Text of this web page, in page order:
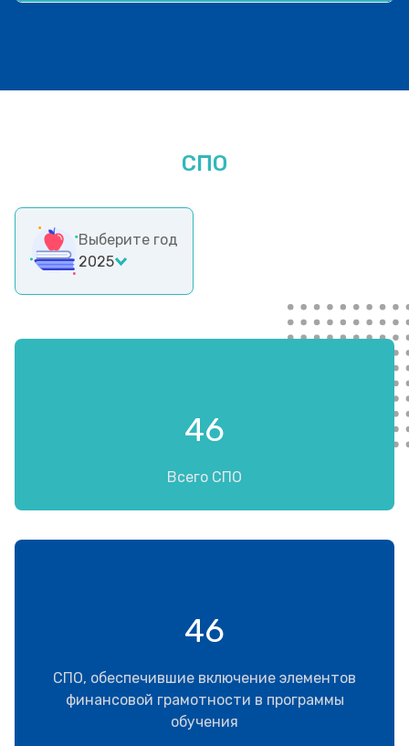
СПО
Выберите год
2025
46
Всего СПО
46
СПО, обеспечившие включение элементов
финансовой грамотности в программы
обучения